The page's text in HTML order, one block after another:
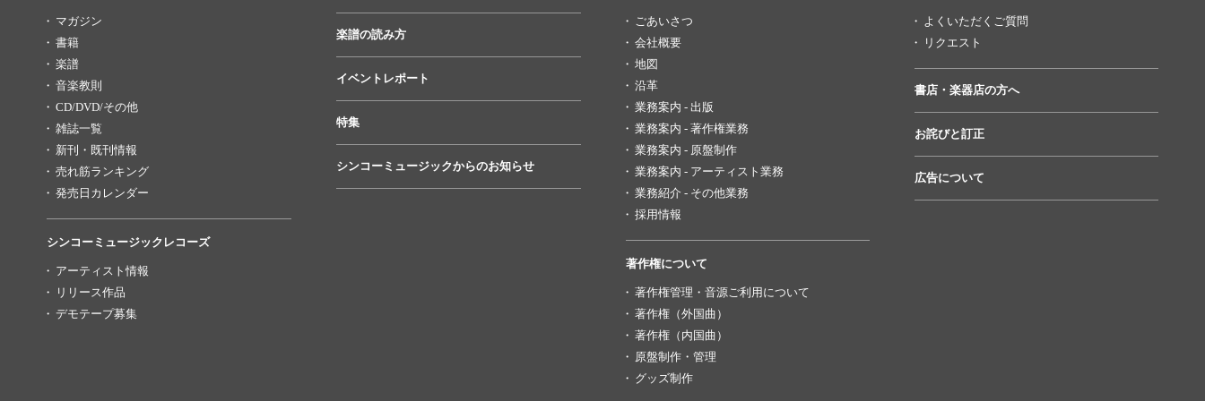
マガジン
書籍
楽譜
音楽教則
CD/DVD/その他
雑誌一覧
新刊・既刊情報
売れ筋ランキング
発売日カレンダー
シンコーミュージックレコーズ
アーティスト情報
リリース作品
デモテープ募集
楽譜の読み方
イベントレポート
特集
シンコーミュージックからのお知らせ
ごあいさつ
会社概要
地図
沿革
業務案内 - 出版
業務案内 - 著作権業務
業務案内 - 原盤制作
業務案内 - アーティスト業務
業務紹介 - その他業務
採用情報
著作権について
著作権管理・音源ご利用について
著作権（外国曲）
著作権（内国曲）
原盤制作・管理
グッズ制作
よくいただくご質問
リクエスト
書店・楽器店の方へ
お詫びと訂正
広告について